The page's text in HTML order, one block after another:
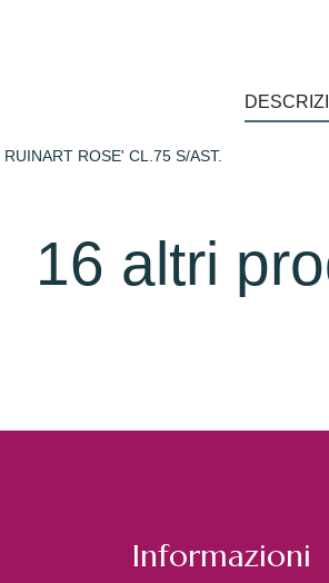
ROSE' CL.75 S/AST.
16 altri
Informazioni